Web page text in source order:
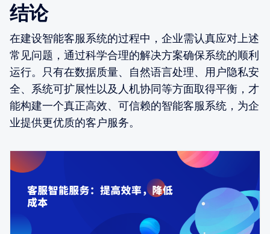
结论
在建设智能客服系统的过程中，企业需认真应对上述
常见问题，通过科学合理的解决方案确保系统的顺利
运行。只有在数据质量、自然语言处理、用户隐私安
全、系统可扩展性以及人机协同等方面取得平衡，才
能构建一个真正高效、可信赖的智能客服系统，为企
业提供更优质的客户服务。